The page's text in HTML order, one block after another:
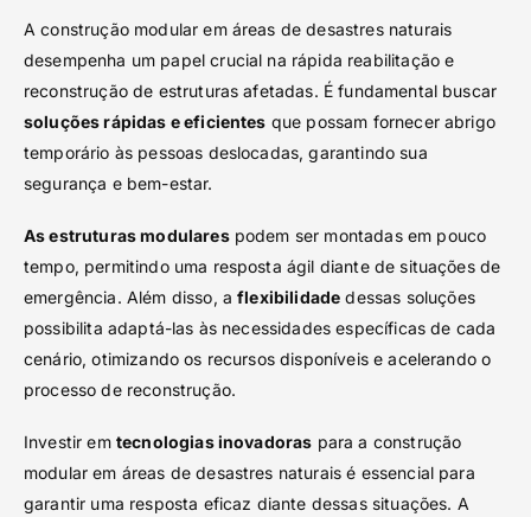
A construção modular em áreas de desastres naturais
desempenha um papel crucial na rápida reabilitação e
reconstrução de estruturas afetadas. É fundamental buscar
soluções rápidas e eficientes que possam fornecer abrigo
temporário às pessoas deslocadas, garantindo sua
segurança e bem-estar.
As estruturas modularespodem ser montadas em pouco
tempo, permitindo uma resposta ágil diante de situações de
emergência. Além disso, aflexibilidade dessas soluções
possibilita adaptá-las às necessidades específicas de cada
cenário, otimizando os recursos disponíveis e acelerando o
processo de reconstrução.
Investir em tecnologias inovadoras para a construção
modular em áreas de desastres naturais é essencial para
garantir uma resposta eficaz diante dessas situações. A